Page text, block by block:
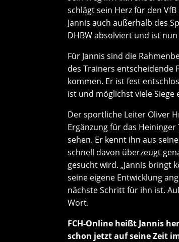
schlägt sein Herz für den
Jannis auch außerhalb des
DHBW absolviert und ist
Für Jannis sind die
des Trainers entscheidende
kommen. Er ist fest
ist und möglichst viele Siege
Der sportliche Leiter Oliver
Ergänzung für das
sehen. Er kennt ihn aus
schnell davon überzeugt
gesucht wird. „Jannis bringt
seine eigene Entwicklung
nächste Schritt für ihn ist.
Wort.
FCH-Online heißt Jannis
schon jetzt auf seine Zeit